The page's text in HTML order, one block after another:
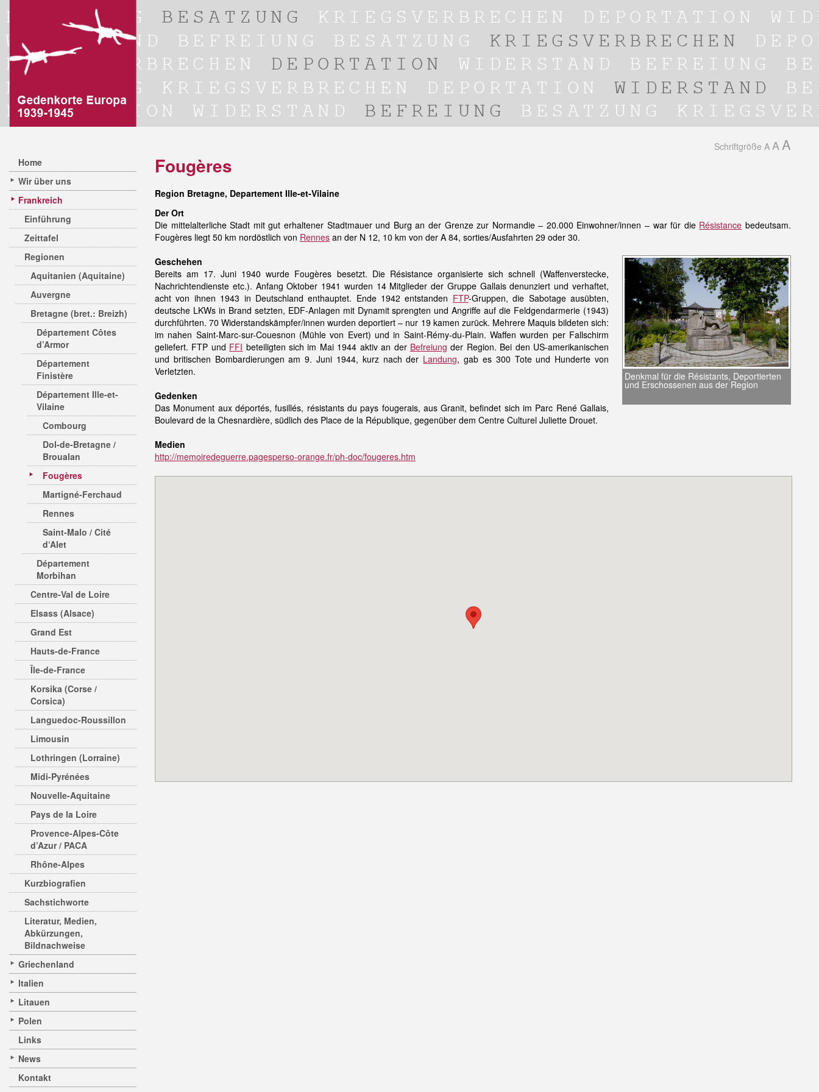
Home
Wir über uns
Frankreich
Einführung
Zeittafel
Regionen
Aquitanien (Aquitaine)
Auvergne
Bretagne (bret.: Breizh)
Département Côtes
d’Armor
Département
Finistère
Département Ille-et-
Vilaine
Combourg
Dol-de-Bretagne /
Broualan
Fougères
Martigné-Ferchaud
Rennes
Saint-Malo / Cité
d‘Alet
Département
Morbihan
Centre-Val de Loire
Elsass (Alsace)
Grand Est
Hauts-de-France
Île-de-France
Korsika (Corse /
Corsica)
Languedoc-Roussillon
Limousin
Lothringen (Lorraine)
Midi-Pyrénées
Nouvelle-Aquitaine
Pays de la Loire
Provence-Alpes-Côte
d’Azur / PACA
Rhône-Alpes
Kurzbiografien
Sachstichworte
Literatur, Medien,
Abkürzungen,
Bildnachweise
Griechenland
Italien
Litauen
Polen
Links
News
Kontakt
Schriftgröße A A A
Fougères
Region Bretagne, Departement Ille-et-Vilaine
Der Ort
Die mittelalterliche Stadt mit gut erhaltener Stadtmauer und Burg an der Grenze zur Normandie – 20.000 Einwohner/innen – war für die Résistance bedeutsam.
Fougères liegt 50 km nordöstlich von Rennes an der N 12, 10 km von der A 84, sorties/Ausfahrten 29 oder 30.
Denkmal für die Résistants, Deportierten
und Erschossenen aus der Region
Geschehen
Bereits am 17. Juni 1940 wurde Fougères besetzt. Die Résistance organisierte sich schnell (Waffenverstecke,
Nachrichtendienste etc.). Anfang Oktober 1941 wurden 14 Mitglieder der Gruppe Gallais denunziert und verhaftet,
acht von ihnen 1943 in Deutschland enthauptet. Ende 1942 entstanden FTP-Gruppen, die Sabotage ausübten,
deutsche LKWs in Brand setzten, EDF-Anlagen mit Dynamit sprengten und Angriffe auf die Feldgendarmerie (1943)
durchführten. 70 Widerstandskämpfer/innen wurden deportiert – nur 19 kamen zurück. Mehrere Maquis bildeten sich:
im nahen Saint-Marc-sur-Couesnon (Mühle von Evert) und in Saint-Rémy-du-Plain. Waffen wurden per Fallschirm
geliefert. FTP und FFI beteiligten sich im Mai 1944 aktiv an der Befreiung der Region. Bei den US-amerikanischen
und britischen Bombardierungen am 9. Juni 1944, kurz nach der Landung, gab es 300 Tote und Hunderte von
Verletzten.
Gedenken
Das Monument aux déportés, fusillés, résistants du pays fougerais, aus Granit, befindet sich im Parc René Gallais,
Boulevard de la Chesnardière, südlich des Place de la République, gegenüber dem Centre Culturel Juliette Drouet.
Medien
http://memoiredeguerre.pagesperso-orange.fr/ph-doc/fougeres.htm